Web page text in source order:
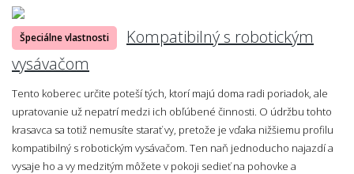
Špeciálne vlastnosti
Kompatibilný s robotickým
vysávačom
Tento koberec určite poteší tých, ktorí majú doma radi poriadok, ale
upratovanie už nepatrí medzi ich obľúbené činnosti. O údržbu tohto
krasavca sa totiž nemusíte starať vy, pretože je vďaka nižšiemu profilu
kompatibilný s robotickým vysávačom. Ten naň jednoducho najazdí a
vysaje ho a vy medzitým môžete v pokoji sedieť na pohovke a